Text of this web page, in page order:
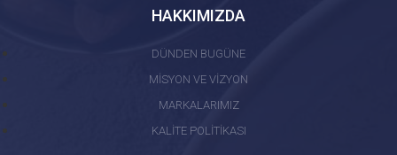
HAKKIMIZDA
DÜNDEN BUGÜNE
MİSYON VE VİZYON
MARKALARIMIZ
KALİTE POLİTİKASI